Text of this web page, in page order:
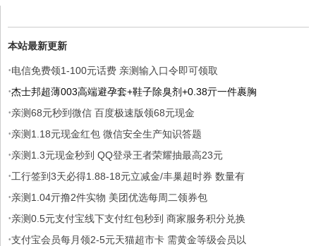
本站最新更新
·电信免费领1-100元话费 亲测输入口令即可领取
·杰士邦超薄003高端避孕套+鞋子除臭剂+0.38亓一件裹胸
·亲测68元秒到微信 百度极速版领68元现金
·亲测1.18元现金红包 微信安全生产知识答题
·亲测1.3元现金秒到 QQ登录王者荣耀抽最高23元
·工行签到3天必得1.88-18元立减金/丰巢超时券 数量有
·亲测1.04亓撸2件实物 美团优选每周二领券包
·亲测0.5元支付宝线下支付红包秒到 商家服务积分兑换
·支付宝会员每月领2-5元天猫超市卡 需黄金等级会员以